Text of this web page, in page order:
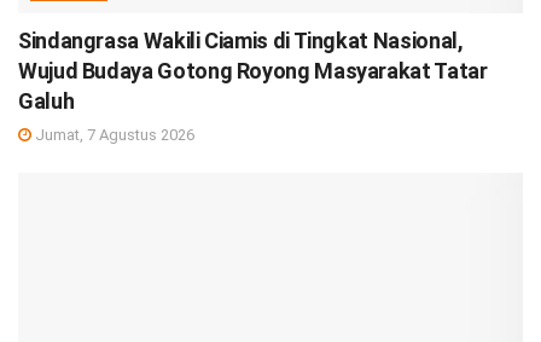
Sindangrasa Wakili Ciamis di Tingkat Nasional,
Wujud Budaya Gotong Royong Masyarakat Tatar
Galuh
Jumat, 7 Agustus 2026